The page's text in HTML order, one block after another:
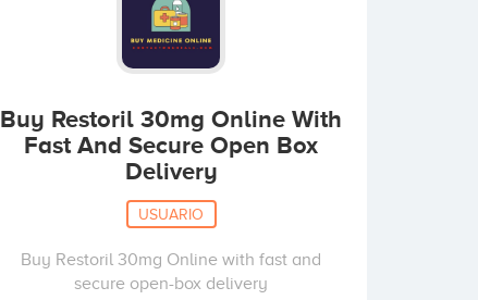
Buy Restoril 30mg Online With
Fast And Secure Open Box
Delivery
USUARIO
Buy Restoril 30mg Online with fast and
secure open-box delivery